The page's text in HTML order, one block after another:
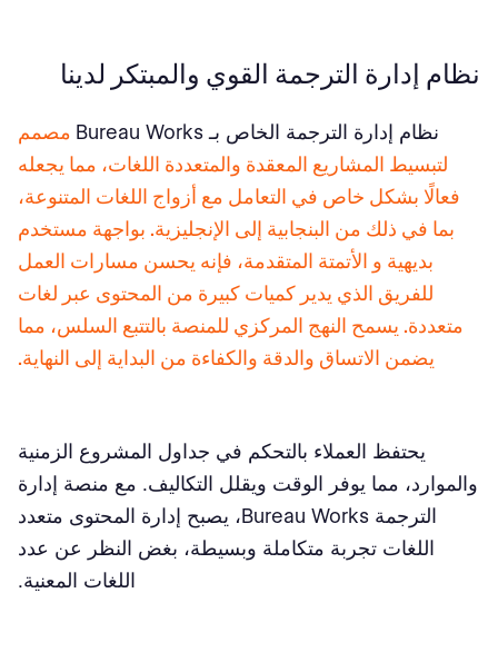
نظام إدارة الترجمة القوي والمبتكر لدينا
نظام إدارة الترجمة الخاص بـ Bureau Works
مصمم
لتبسيط المشاريع المعقدة والمتعددة اللغات، مما يجعله
فعالًا بشكل خاص في التعامل مع أزواج اللغات المتنوعة،
بما في ذلك من البنجابية إلى الإنجليزية. بواجهة مستخدم
بديهية و الأتمتة المتقدمة، فإنه يحسن مسارات العمل
للفريق الذي يدير كميات كبيرة من المحتوى عبر لغات
متعددة. يسمح النهج المركزي للمنصة بالتتبع السلس، مما
يضمن الاتساق والدقة والكفاءة من البداية إلى النهاية.
يحتفظ العملاء بالتحكم في جداول المشروع الزمنية
والموارد، مما يوفر الوقت ويقلل التكاليف. مع منصة إدارة
الترجمة Bureau Works، يصبح إدارة المحتوى متعدد
اللغات تجربة متكاملة وبسيطة، بغض النظر عن عدد
اللغات المعنية.